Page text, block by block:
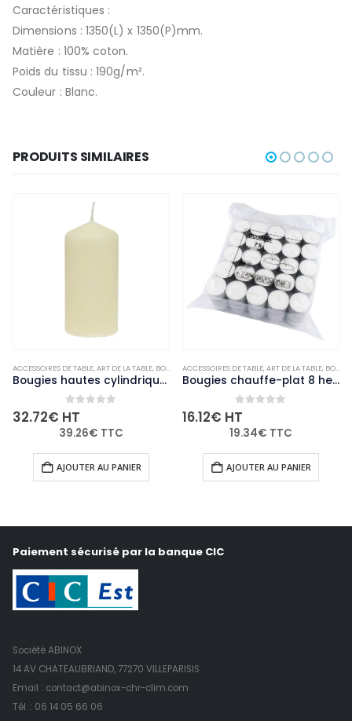
Caractéristiques :
Dimensions : 1350(L) x 1350(P)mm.
Matière : 100% coton.
Poids du tissu : 190g/m².
Couleur : Blanc.
PRODUITS SIMILAIRES
,NON-PALETTISABLE
ACCESSOIRES DE TABLE,ART DE LA TABLE, BOUGIES ET PHOTOPHORES ,NON-PALETTISABLE
Bougies hautes cylindriques ivoire Bolsius 120mm (lot de 12)
0out of 5
32.72€ HT
39.26€ TTC
AJOUTER AU PANIER
ACCESSOIRES DE TABLE,ART DE LA TABLE, BOUGIES ET PHOTOPHORES
Bougies chauffe-plat 8 heures Olympia (Lot de 75)
0
16.12€ HT
19.34€ TTC
AJOUTER AU PANIER
Paiement sécurisé par la banque CIC
Société ABINOX
14 AV CHATEAUBRIAND, 77270 VILLEPARISIS
Email : contact@abinox-chr-clim.com
Tél. : 06 14 05 66 06